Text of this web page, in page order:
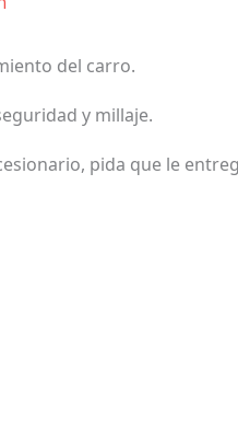
del carro.
y millaje.
pida que le